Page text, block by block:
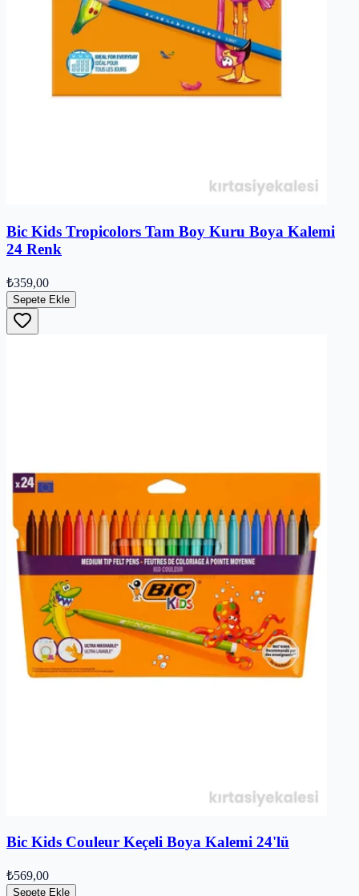
Bic Kids Tropicolors Tam Boy Kuru Boya Kalemi
24 Renk
₺359,00
Sepete Ekle
Bic Kids Couleur Keçeli Boya Kalemi 24'lü
₺569,00
Sepete Ekle